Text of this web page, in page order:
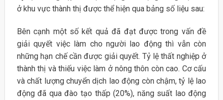
ở khu vực thành thị được thể hiện qua bảng số liệu sau:
Bên cạnh một số kết quả đã đạt được trong vấn đề
giải quyết việc làm cho người lao động thì vẫn còn
những hạn chế cần được giải quyết. Tỷ lệ thất nghiệp ở
thành thị và thiếu việc làm ở nông thôn còn cao. Cơ cấu
và chất lượng chuyển dịch lao động còn chậm, tỷ lệ lao
động đã qua đào tạo thấp (20%), năng suất lao động